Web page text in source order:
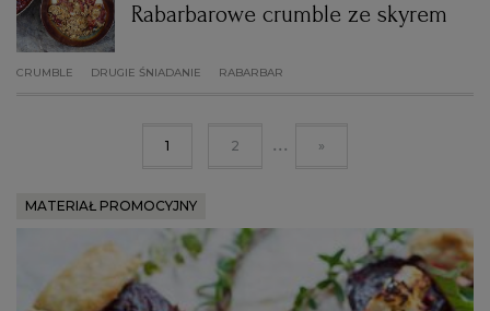
Rabarbarowe crumble ze skyrem
CRUMBLE DRUGIE ŚNIADANIE RABARBAR
1 2 ... »
MATERIAŁ PROMOCYJNY